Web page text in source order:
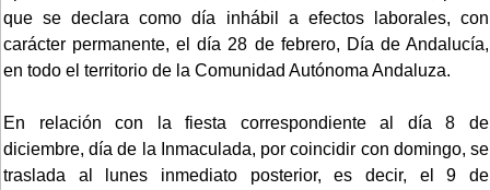
que se declara como día inhábil a efectos laborales, con
carácter permanente, el día 28 de febrero, Día de Andalucía,
en todo el territorio de la Comunidad Autónoma Andaluza.
En relación con la fiesta correspondiente al día 8 de
diciembre, día de la Inmaculada, por coincidir con domingo, se
traslada al lunes inmediato posterior, es decir, el 9 de